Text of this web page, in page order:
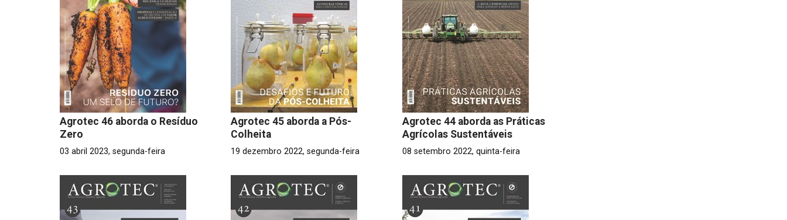
Agrotec 46 aborda o Resíduo
Zero
03 abril 2023, segunda-feira
Agrotec 45 aborda a Pós-
Colheita
19 dezembro 2022, segunda-feira
Agrotec 44 aborda as Práticas
Agrícolas Sustentáveis
08 setembro 2022, quinta-feira